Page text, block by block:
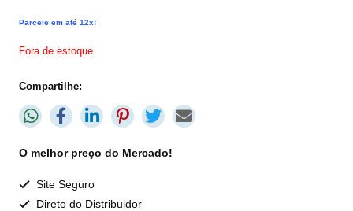
Parcele em até 12x!
Fora de estoque
Compartilhe:
O melhor preço do Mercado!
Site Seguro
Direto do Distribuidor